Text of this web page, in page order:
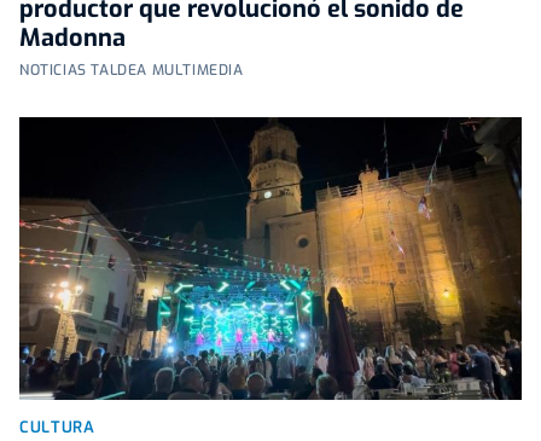
productor que revolucionó el sonido de
Madonna
NOTICIAS TALDEA MULTIMEDIA
CULTURA